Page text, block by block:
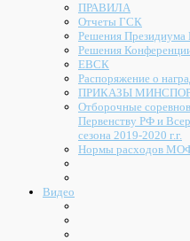
ПРАВИЛА
Отчеты ГСК
Решения
Решения
ЕВСК
Распоряжение о
ПРИКАЗЫ
Отборочные
Первенству РФ и
сезона 2019-2020 г.г.
Нормы расходов
Видео